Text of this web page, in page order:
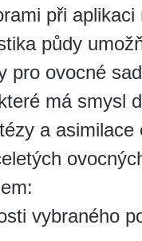
při
půdy
pro ovocné
má smysl
a asimilace
vybraného